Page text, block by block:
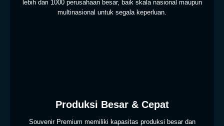
lebih dari 1000 perusahaan besar, baik skala nasional maupun
multinasional untuk segala keperluan.
Produksi Besar & Cepat
Souvenir Premium memiliki kapasitas produksi besar dan